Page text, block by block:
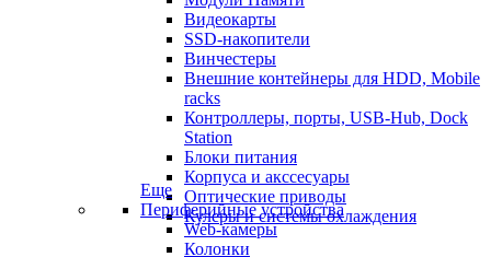
Видеокарты
SSD-накопители
Винчестеры
Внешние контейнеры для HDD, Mobile
racks
Контроллеры, порты, USB-Hub, Dock
Station
Блоки питания
Корпуса и акссесуары
Оптические приводы
Кулеры и системы охлаждения
Еще
Периферийные устройства
Web-камеры
Колонки